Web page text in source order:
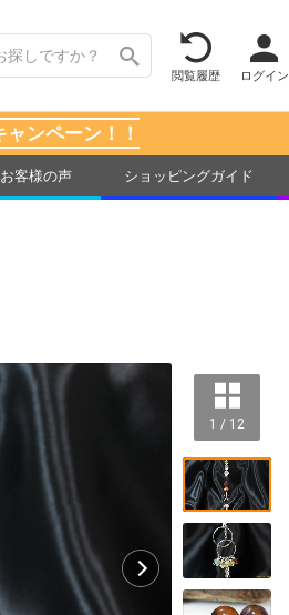
閲覧履歴 ログイン
ンペーン！！
お客様の声 ショッピングガイド
1 / 12